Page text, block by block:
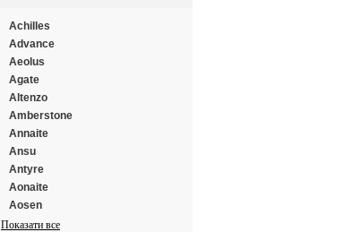
Achilles
Advance
Aeolus
Agate
Altenzo
Amberstone
Annaite
Ansu
Antyre
Aonaite
Aosen
Aplus
Показати все